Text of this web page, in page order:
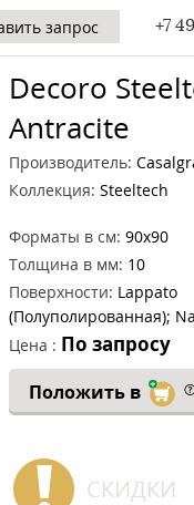
+7
запрос
Decoro
Antracite
Производитель:
Коллекция: Steeltech
Форматы в см: 90x90
Толщина в мм: 10
Поверхности: Lappato
(Полуполированная);
Цена : По запросу
Положить в
СКИДКИ